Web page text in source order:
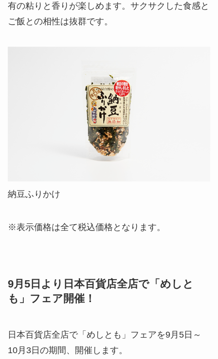
有の粘りと香りが楽しめます。サクサクした食感と
ご飯との相性は抜群です。
納豆ふりかけ
※表示価格は全て税込価格となります。
9月5日より日本百貨店全店で「めしと
も」フェア開催！
日本百貨店全店で「めしとも」フェアを9月5日～
10月3日の期間、開催します。